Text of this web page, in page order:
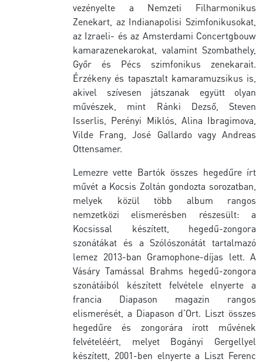
vezényelte a Nemzeti Filharmonikus
Zenekart, az Indianapolisi Szimfonikusokat,
az Izraeli- és az Amsterdami Concertgbouw
kamarazenekarokat, valamint Szombathely,
Győr és Pécs szimfonikus zenekarait.
Érzékeny és tapasztalt kamaramuzsikus is,
akivel szívesen játszanak együtt olyan
művészek, mint Ránki Dezső, Steven
Isserlis, Perényi Miklós, Alina Ibragimova,
Vilde Frang, José Gallardo vagy Andreas
Ottensamer.
Lemezre vette Bartók összes hegedűre írt
művét a Kocsis Zoltán gondozta sorozatban,
melyek közül több album rangos
nemzetközi elismerésben részesült: a
Kocsissal készített, hegedű-zongora
szonátákat és a Szólószonátát tartalmazó
lemez 2013-ban Gramophone-díjas lett. A
Vásáry Tamással Brahms hegedű-zongora
szonátáiból készített felvétele elnyerte a
francia Diapason magazin rangos
elismerését, a Diapason d’Ort. Liszt összes
hegedűre és zongorára írott művének
felvételéért, melyet Bogányi Gergellyel
készített, 2001-ben elnyerte a Liszt Ferenc